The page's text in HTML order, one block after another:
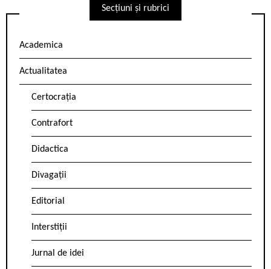
Secțiuni și rubrici
Academica
Actualitatea
Certocrația
Contrafort
Didactica
Divagații
Editorial
Interstiții
Jurnal de idei